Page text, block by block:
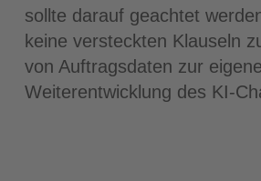
sollte darauf geachtet
keine versteckten Klauseln
von Auftragsdaten zur
Weiterentwicklung des KI-